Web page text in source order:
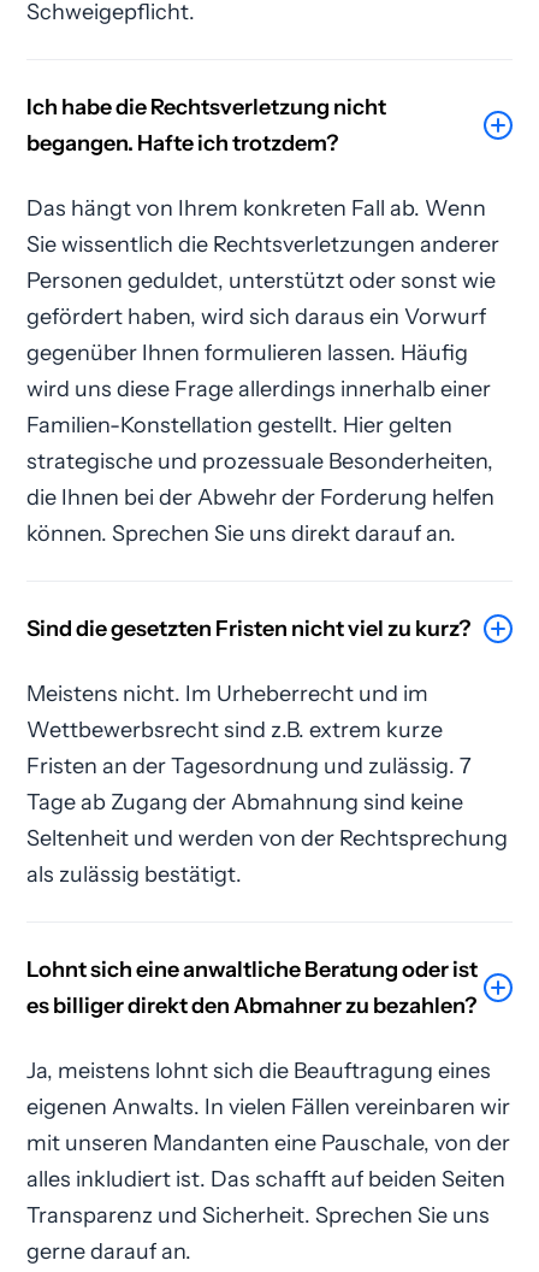
Schweigepflicht.
Ich habe die Rechtsverletzung nicht
begangen. Hafte ich trotzdem?
Das hängt von Ihrem konkreten Fall ab. Wenn
Sie wissentlich die Rechtsverletzungen anderer
Personen geduldet, unterstützt oder sonst wie
gefördert haben, wird sich daraus ein Vorwurf
gegenüber Ihnen formulieren lassen. Häufig
wird uns diese Frage allerdings innerhalb einer
Familien-Konstellation gestellt. Hier gelten
strategische und prozessuale Besonderheiten,
die Ihnen bei der Abwehr der Forderung helfen
können. Sprechen Sie uns direkt darauf an.
Sind die gesetzten Fristen nicht viel zu kurz?
Meistens nicht. Im Urheberrecht und im
Wettbewerbsrecht sind z.B. extrem kurze
Fristen an der Tagesordnung und zulässig. 7
Tage ab Zugang der Abmahnung sind keine
Seltenheit und werden von der Rechtsprechung
als zulässig bestätigt.
Lohnt sich eine anwaltliche Beratung oder ist
es billiger direkt den Abmahner zu bezahlen?
Ja, meistens lohnt sich die Beauftragung eines
eigenen Anwalts. In vielen Fällen vereinbaren wir
mit unseren Mandanten eine Pauschale, von der
alles inkludiert ist. Das schafft auf beiden Seiten
Transparenz und Sicherheit. Sprechen Sie uns
gerne darauf an.